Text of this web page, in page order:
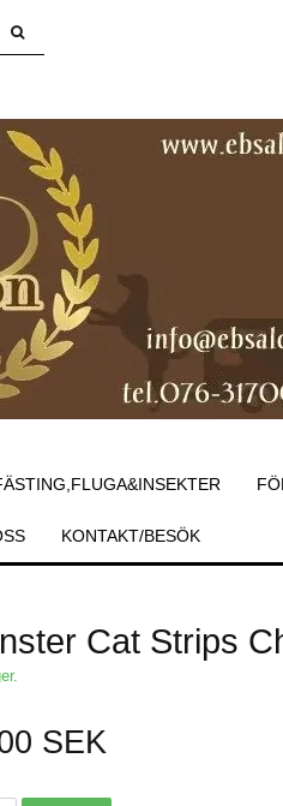
KONTAKT/BESÖK
Cat Strips
SEK